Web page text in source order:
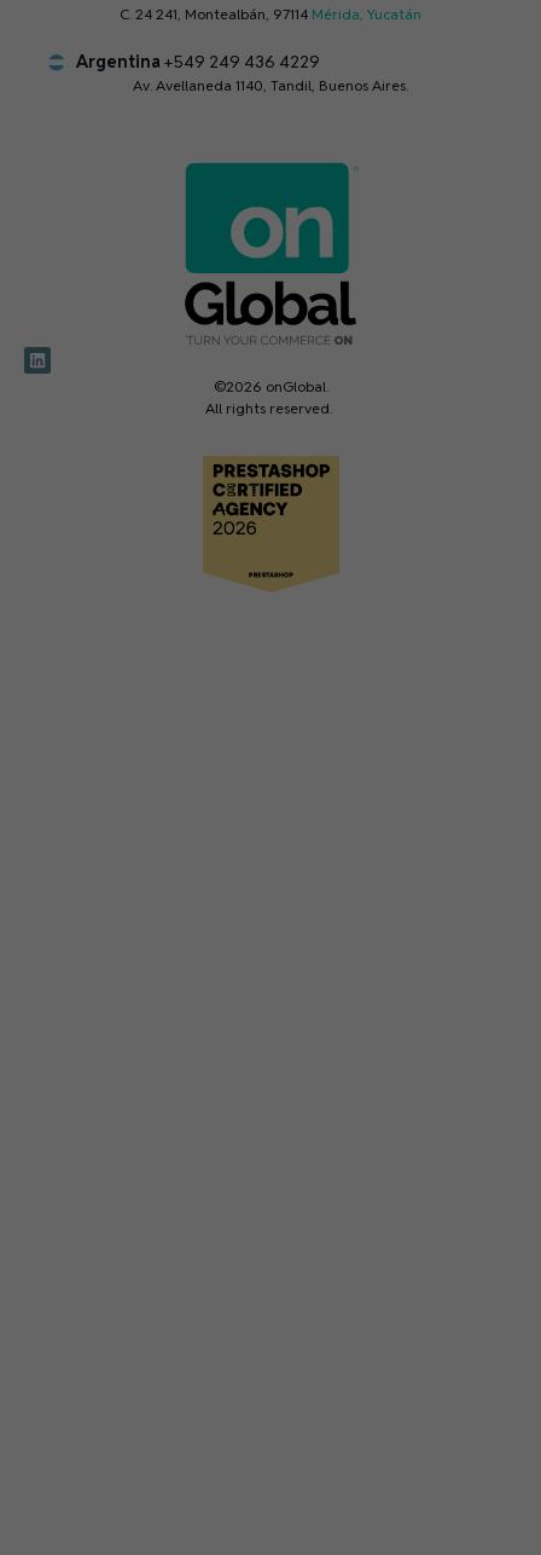
©2026 onGlobal.
All rights reserved.
C. 24 241, Montealbán, 97114 Mérida, Yucatán
Argentina+549 249 436 4229
Av. Avellaneda 1140, Tandil, Buenos Aires.